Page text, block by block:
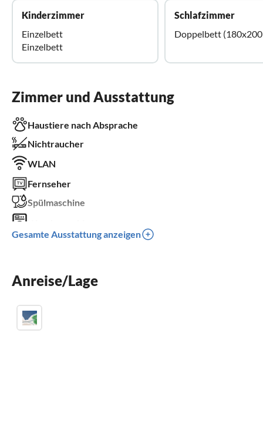
Kinderzimmer
Einzelbett
Einzelbett
Schlafzimmer
Doppelbett (180x200
Zimmer und Ausstattung
Haustiere nach Absprache
Nichtraucher
WLAN
Fernseher
Spülmaschine
Grill
Gesamte Ausstattung anzeigen
Anreise/Lage